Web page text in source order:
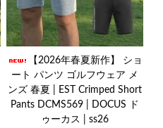
【2026年春夏新作】 ショ
ート パンツ ゴルフウェア メ
ンズ 春夏 | EST Crimped Short
Pants DCMS569 | DOCUS ド
ゥーカス | ss26